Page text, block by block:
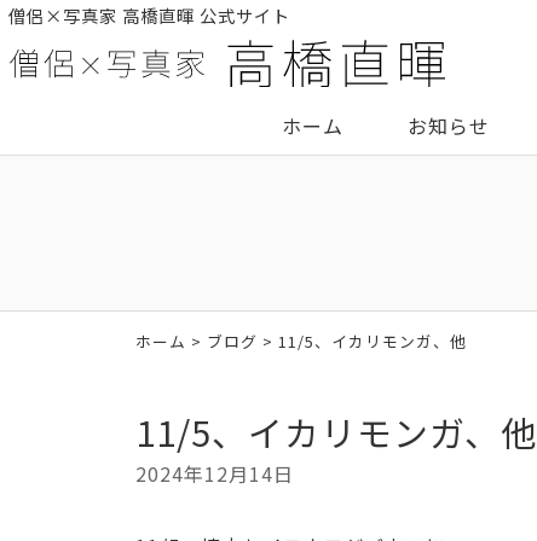
僧侶×写真家 高橋直暉 公式サイト
ホーム お知らせ
ホーム > ブログ > 11/5、イカリモンガ、他
11/5、イカリモンガ、他
2024年12月14日